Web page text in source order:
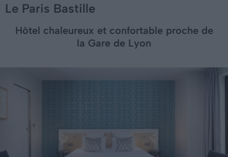
Le Paris Bastille
Hôtel chaleureux et confortable proche de
la Gare de Lyon